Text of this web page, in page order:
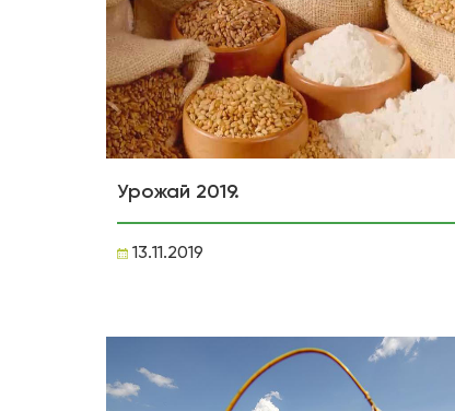
Урожай 2019.
13.11.2019